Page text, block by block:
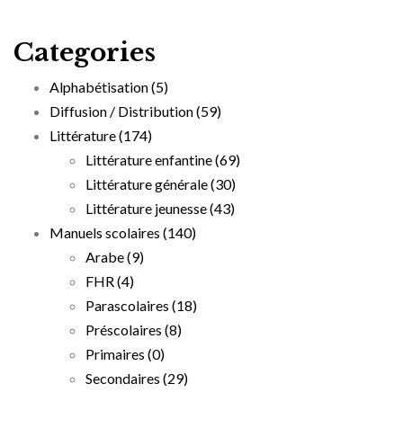
Categories
Alphabétisation(5)
Diffusion / Distribution(59)
Littérature(174)
Littérature enfantine(69)
Littérature générale(30)
Littérature jeunesse(43)
Manuels scolaires (140)
Arabe(9)
FHR(4)
Parascolaires (18)
Préscolaires (8)
Primaires (0)
Secondaires (29)